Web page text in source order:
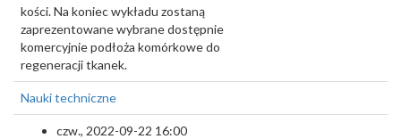
kości. Na koniec wykładu zostaną
zaprezentowane wybrane dostępnie
komercyjnie podłoża komórkowe do
regeneracji tkanek.
Nauki techniczne
czw., 2022-09-22 16:00